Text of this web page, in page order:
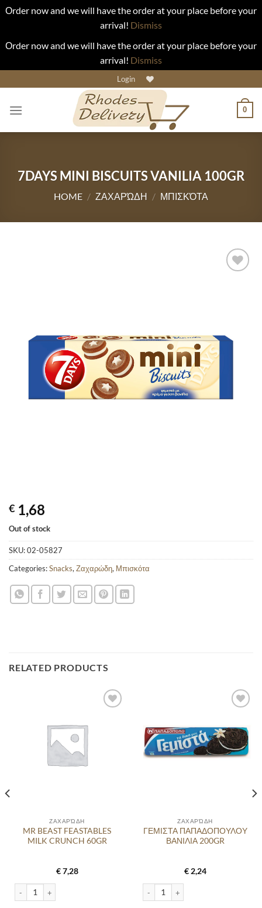
Οrder now and we will have the order at your place before your
arrival! Dismiss
Οrder now and we will have the order at your place before your
arrival! Dismiss
to
content
Login
0
7DAYS MINI BISCUITS VANILIA 100GR
HOME / ΖΑΧΑΡΏΔΗ / ΜΠΙΣΚΌΤΑ
€ 1,68
Out of stock
SKU:02-05827
Categories:Snacks, Ζαχαρώδη, Μπισκότα
RELATED PRODUCTS
ΖΑΧΑΡΏΔΗ
MR BEAST FEASTABLES
MILK CRUNCH 60GR
€7,28
MR BEAST FEASTABLES MILK CRUNCH 60GR quantity
ΖΑΧΑΡΏΔΗ
ΓΕΜΙΣΤΑ ΠΑΠΑΔΟΠΟΥΛΟΥ
ΒΑΝΙΛΙΑ 200GR
€2,24
ΓΕΜΙΣΤΑ ΠΑΠΑΔΟΠΟΥΛΟΥ
- ΣΟΚΟΛΑΤΑ 180GR quantity